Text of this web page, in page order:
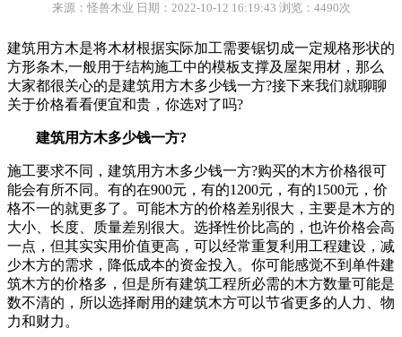
来源：怪兽木业 日期：2022-10-12 16:19:43 浏览：4490次
建筑用方木是将木材根据实际加工需要锯切成一定规格形状的
方形条木,一般用于结构施工中的模板支撑及屋架用材，那么
大家都很关心的是建筑用方木多少钱一方?接下来我们就聊聊
关于价格看看便宜和贵，你选对了吗?
建筑用方木多少钱一方?
施工要求不同，建筑用方木多少钱一方?购买的木方价格很可
能会有所不同。有的在900元，有的1200元，有的1500元，价
格不一的就更多了。可能木方的价格差别很大，主要是木方的
大小、长度、质量差别很大。选择性价比高的，也许价格会高
一点，但其实实用价值更高，可以经常重复利用工程建设，减
少木方的需求，降低成本的资金投入。你可能感觉不到单件建
筑木方的价格多，但是所有建筑工程所必需的木方数量可能是
数不清的，所以选择耐用的建筑木方可以节省更多的人力、物
力和财力。